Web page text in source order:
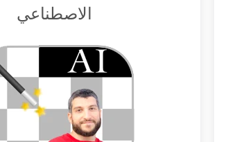
الاصطناعي